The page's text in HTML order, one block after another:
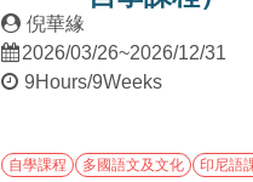
倪華緣
2026/03/26~2026/12/31
9Hours/9Weeks
自學課程 多國語文及文化 印尼語